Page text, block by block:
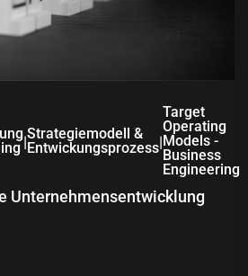
|Strategiemodell &
Entwickungsprozess|
Target
Operating
Models -
Business
Engineering
Unternehmensentwicklung